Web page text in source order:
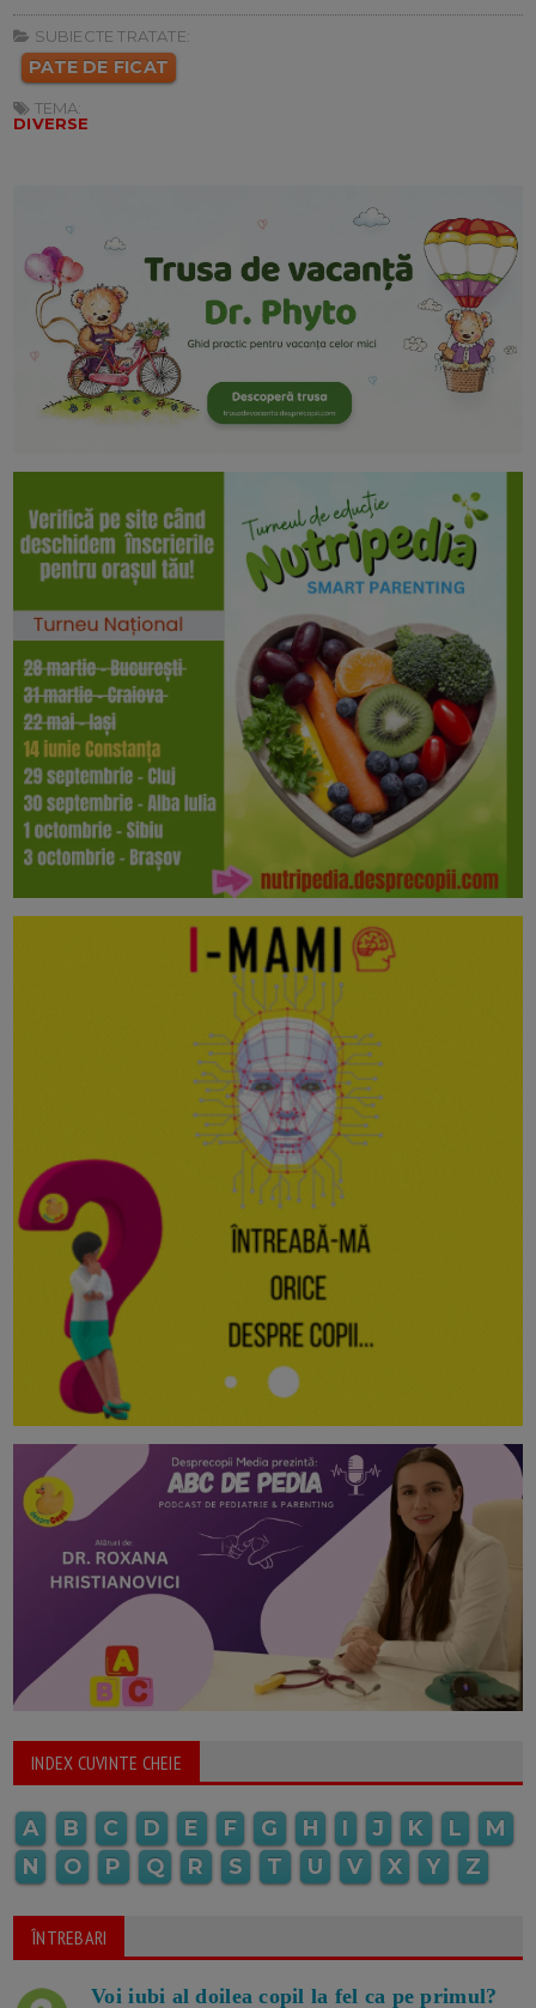
SUBIECTE TRATATE:
PATE DE FICAT
TEMA:
DIVERSE
INDEX CUVINTE CHEIE
A B C D E F G H I J K L
M
N
O P Q R S T U V X Y Z
ÎNTREBARI
Voi iubi al doilea copil la fel ca pe primul?